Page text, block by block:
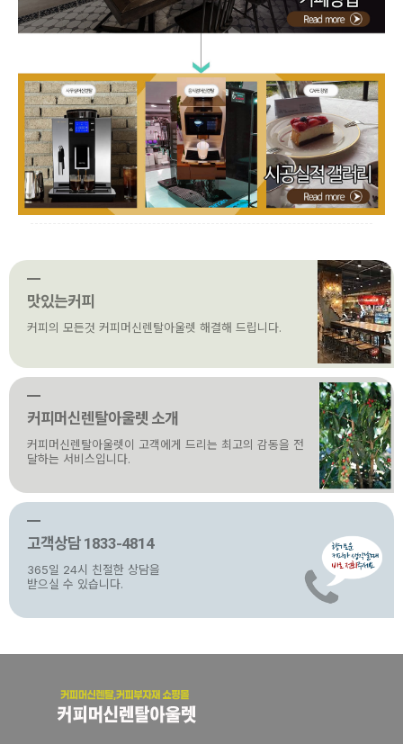
맛있는커피
커피의 모든것 커피머신렌탈아울렛 해결해 드립니다.
커피머신렌탈아울렛 소개
커피머신렌탈아울렛이 고객에게 드리는 최고의 감동을 전
달하는 서비스입니다.
고객상담 1833-4814
365일 24시 친절한 상담을
받으실 수 있습니다.